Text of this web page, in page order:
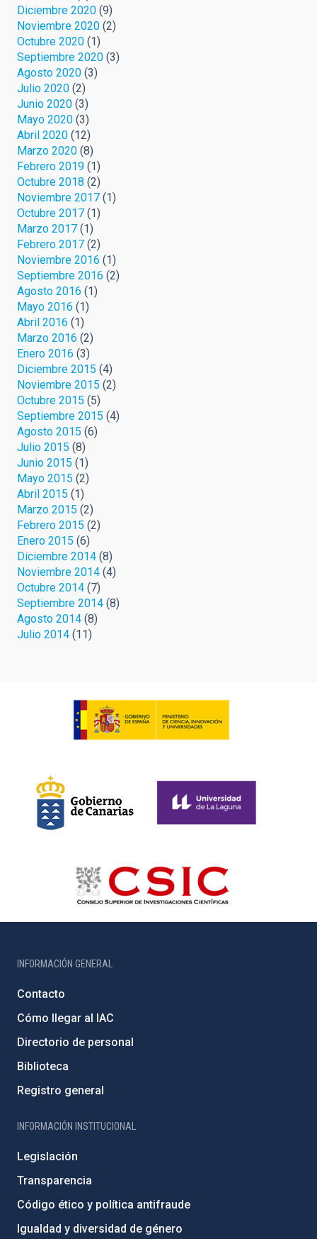
Diciembre 2020 (9)
Noviembre 2020 (2)
Octubre 2020 (1)
Septiembre 2020 (3)
Agosto 2020 (3)
Julio 2020 (2)
Junio 2020 (3)
Mayo 2020 (3)
Abril 2020 (12)
Marzo 2020 (8)
Febrero 2019 (1)
Octubre 2018 (2)
Noviembre 2017 (1)
Octubre 2017 (1)
Marzo 2017 (1)
Febrero 2017 (2)
Noviembre 2016 (1)
Septiembre 2016 (2)
Agosto 2016 (1)
Mayo 2016 (1)
Abril 2016 (1)
Marzo 2016 (2)
Enero 2016 (3)
Diciembre 2015 (4)
Noviembre 2015 (2)
Octubre 2015 (5)
Septiembre 2015 (4)
Agosto 2015 (6)
Julio 2015 (8)
Junio 2015 (1)
Mayo 2015 (2)
Abril 2015 (1)
Marzo 2015 (2)
Febrero 2015 (2)
Enero 2015 (6)
Diciembre 2014 (8)
Noviembre 2014 (4)
Octubre 2014 (7)
Septiembre 2014 (8)
Agosto 2014 (8)
Julio 2014 (11)
INFORMACIÓN GENERAL
Contacto
Cómo llegar al IAC
Directorio de personal
Biblioteca
Registro general
INFORMACIÓN INSTITUCIONAL
Legislación
Transparencia
Código ético y política antifraude
Igualdad y diversidad de género